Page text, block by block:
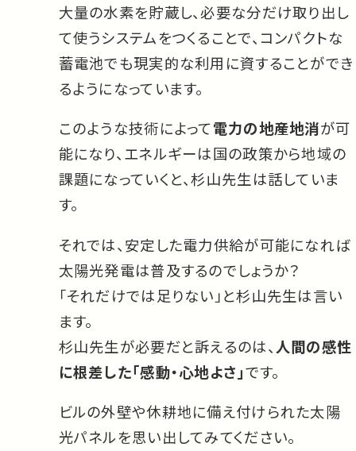
大量の水素を貯蔵し、必要な分だけ取り出し
て使うシステムをつくることで、コンパクトな
蓄電池でも現実的な利用に資することができ
るようになっています。
このような技術によって電力の地産地消が可
能になり、エネルギーは国の政策から地域の
課題になっていくと、杉山先生は話していま
す。
それでは、安定した電力供給が可能になれば
太陽光発電は普及するのでしょうか？
「それだけでは足りない」と杉山先生は言い
ます。
杉山先生が必要だと訴えるのは、 人間の感性
に根差した「感動・心地よさ」です。
ビルの外壁や休耕地に備え付けられた太陽
光パネルを思い出してみてください。